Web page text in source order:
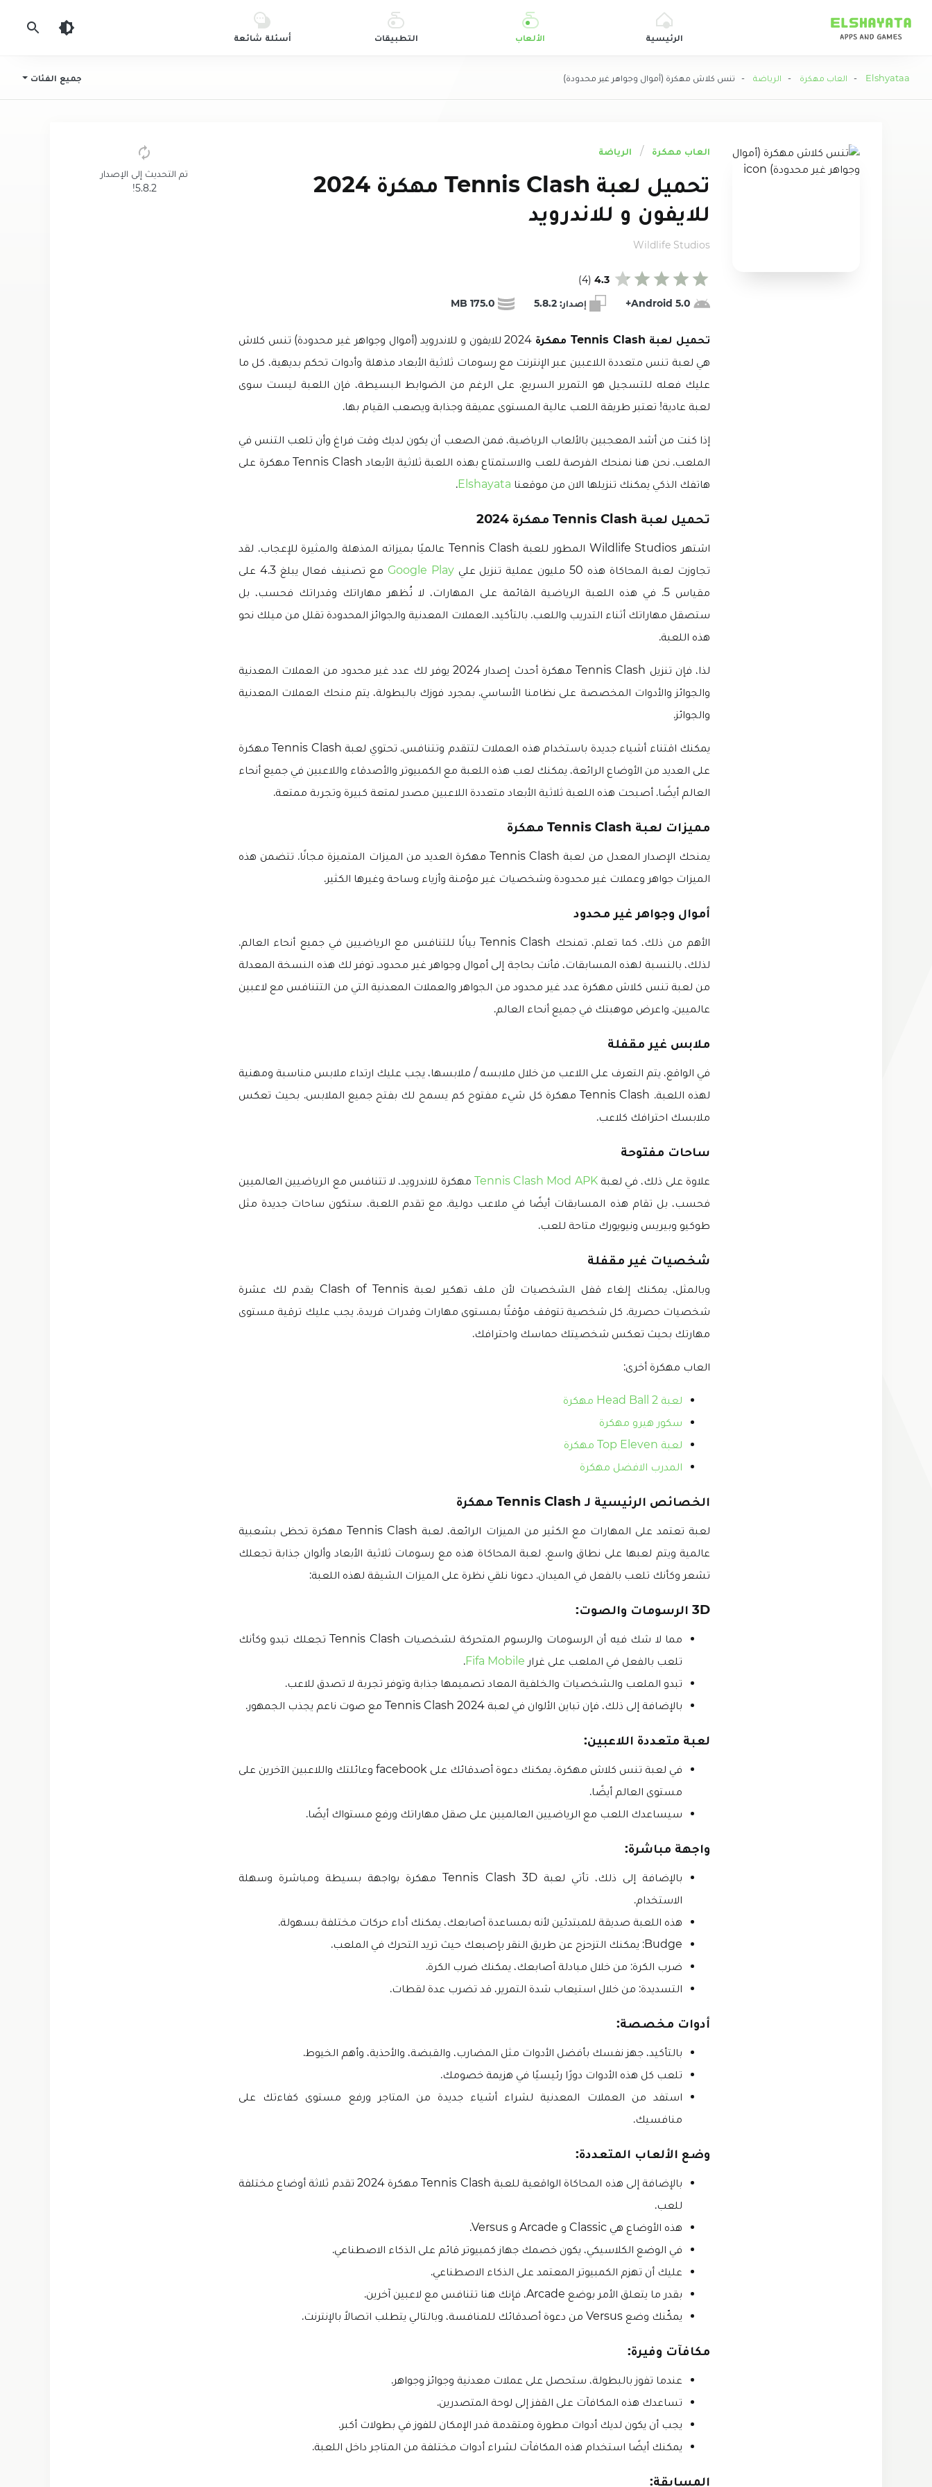
الرئيسية الألعاب التطبيقات أسئلة شائعة
جميع الفئات Elshyataa
- العاب مهكرة - الرياضة - تنس كلاش مهكرة (أموال وجواهر غير محدودة)
العاب مهكرة الرياضة
تحميل لعبة Tennis Clash مهكرة 2024
للايفون و للاندرويد
5.0 Android+ إصدار: 5.8.2
175.0 MB
تم التحديث إلى الإصدار
5.8.2!
Wildlife Studios
تحميل لعبة Tennis Clash مهكرة
2024 للايفون و للاندرويد (أموال وجواهر غير محدودة) تنس كلاش
هي لعبة تنس متعددة اللاعبين عبر الإنترنت مع رسومات ثلاثية الأبعاد مذهلة وأدوات تحكم بديهية، كل ما
عليك فعله للتسجيل هو التمرير السريع. على الرغم من الضوابط البسيطة، فإن اللعبة ليست سوى
لعبة عادية! تعتبر طريقة اللعب عالية المستوى عميقة وجذابة ويصعب القيام بها.
إذا كنت من أشد المعجبين بالألعاب الرياضية، فمن الصعب أن يكون لديك وقت فراغ وأن تلعب التنس في
الملعب. نحن هنا نمنحك الفرصة للعب والاستمتاع بهذه اللعبة ثلاثية الأبعاد Tennis Clash مهكرة على
هاتفك الذكي يمكنك تنزيلها الان من موقعنا Elshayata
.
تحميل لعبة Tennis Clash مهكرة 2024
اشتهر Wildlife Studios المطور للعبة Tennis Clash عالميًا بميزاته المذهلة والمثيرة للإعجاب. لقد
تجاوزت لعبة المحاكاة هذه 50 مليون عملية تنزيل علي
Google Play
مع تصنيف فعال يبلغ 4.3 على
مقياس 5. في هذه اللعبة الرياضية القائمة على المهارات، لا تُظهر مهاراتك وقدراتك فحسب، بل
ستصقل مهاراتك أثناء التدريب واللعب. بالتأكيد، العملات المعدنية والجوائز المحدودة تقلل من ميلك نحو
هذه اللعبة.
لذا، فإن تنزيل Tennis Clash مهكرة أحدث إصدار 2024 يوفر لك عدد غير محدود من العملات المعدنية
والجوائز والأدوات المخصصة على نظامنا الأساسي. بمجرد فوزك بالبطولة، يتم منحك العملات المعدنية
والجوائز.
يمكنك اقتناء أشياء جديدة باستخدام هذه العملات لتتقدم وتتنافس. تحتوي لعبة Tennis Clash مهكرة
على العديد من الأوضاع الرائعة، يمكنك لعب هذه اللعبة مع الكمبيوتر والأصدقاء واللاعبين في جميع أنحاء
العالم أيضًا. أصبحت هذه اللعبة ثلاثية الأبعاد متعددة اللاعبين مصدر لمتعة كبيرة وتجربة ممتعة.
مميزات لعبة Tennis Clash مهكرة
يمنحك الإصدار المعدل من لعبة Tennis Clash مهكرة العديد من الميزات المتميزة مجانًا. تتضمن هذه
الميزات جواهر وعملات غير محدودة وشخصيات غير مؤمنة وأزياء وساحة وغيرها الكثير.
أموال وجواهر غير محدود
الأهم من ذلك، كما تعلم، تمنحك Tennis Clash بيانًا للتنافس مع الرياضيين في جميع أنحاء العالم.
لذلك، بالنسبة لهذه المسابقات، فأنت بحاجة إلى أموال وجواهر غير محدود. توفر لك هذه النسخة المعدلة
من لعبة تنس كلاش مهكرة عدد غير محدود من الجواهر والعملات المعدنية التي من التتنافس مع لاعبين
عالميين. واعرض موهبتك في جميع أنحاء العالم.
ملابس غير مقفلة
في الواقع، يتم التعرف على اللاعب من خلال ملابسه / ملابسها، يجب عليك ارتداء ملابس مناسبة ومهنية
لهذه اللعبة. Tennis Clash مهكرة كل شيء مفتوح كم يسمح لك بفتح جميع الملابس. بحيث تعكس
ملابسك احترافك كلاعب.
ساحات مفتوحة
علاوة على ذلك، في لعبةTennis Clash Mod APK مهكرة للاندرويد، لا تتنافس مع الرياضيين العالميين
فحسب، بل تقام هذه المسابقات أيضًا في ملاعب دولية. مع تقدم اللعبة، ستكون ساحات جديدة مثل
طوكيو وبيريس ونيويورك متاحة للعب.
شخصيات غير مقفلة
وبالمثل، يمكنك إلغاء قفل الشخصيات لأن ملف تهكير لعبة Clash of Tennis يقدم لك عشرة
شخصيات حصرية. كل شخصية تتوقف مؤقتًا بمستوى مهارات وقدرات فريدة. يجب عليك ترقية مستوى
مهارتك بحيث تعكس شخصيتك حماسك واحترافك.
العاب مهكرة أخرى:
لعبة Head Ball 2 مهكرة
سكور هيرو مهكرة
لعبة Top Eleven مهكرة
المدرب الافضل مهكرة
الخصائص الرئيسية لـ Tennis Clash مهكرة
لعبة تعتمد على المهارات مع الكثير من الميزات الرائعة، لعبة Tennis Clash مهكرة تحظى بشعبية
عالمية ويتم لعبها على نطاق واسع. لعبة المحاكاة هذه مع رسومات ثلاثية الأبعاد وألوان جذابة تجعلك
تشعر وكأنك تلعب بالفعل في الميدان. دعونا نلقي نظرة على الميزات الشيقة لهذه اللعبة:
3D الرسومات والصوت:
مما لا شك فيه أن الرسومات والرسوم المتحركة لشخصيات Tennis Clash تجعلك تبدو وكأنك
تلعب بالفعل في الملعب على غرار Fifa Mobile
.
تبدو الملعب والشخصيات والخلفية المعاد تصميمها جذابة وتوفر تجربة لا تصدق للاعب.
بالإضافة إلى ذلك، فإن تباين الألوان في لعبة 2024 Tennis Clash مع صوت ناعم يجذب الجمهور.
لعبة متعددة اللاعبين:
في لعبة تنس كلاش مهكرة، يمكنك دعوة أصدقائك على facebook وعائلتك واللاعبين الآخرين على
مستوى العالم أيضًا.
سيساعدك اللعب مع الرياضيين العالميين على صقل مهاراتك ورفع مستواك أيضًا.
واجهة مباشرة:
بالإضافة إلى ذلك، تأتي لعبة Tennis Clash 3D مهكرة بواجهة بسيطة ومباشرة وسهلة
الاستخدام.
هذه اللعبة صديقة للمبتدئين لأنه بمساعدة أصابعك، يمكنك أداء حركات مختلفة بسهولة.
Budge: يمكنك التزحزح عن طريق النقر بإصبعك حيث تريد التحرك في الملعب.
ضرب الكرة: من خلال مبادلة أصابعك، يمكنك ضرب الكرة.
التسديدة: من خلال استيعاب شدة التمرير، قد تضرب عدة لقطات.
أدوات مخصصة:
بالتأكيد، جهز نفسك بأفضل الأدوات مثل المضارب، والقبضة، والأحذية، وأهم الخيوط.
تلعب كل هذه الأدوات دورًا رئيسيًا في هزيمة خصومك.
استفد من العملات المعدنية لشراء أشياء جديدة من المتاجر ورفع مستوى كفاءتك على
منافسيك.
وضع الألعاب المتعددة:
بالإضافة إلى هذه المحاكاة الواقعية للعبة Tennis Clash مهكرة 2024 تقدم ثلاثة أوضاع مختلفة
للعب.
هذه الأوضاع هي Classic و Arcade و Versus.
في الوضع الكلاسيكي، يكون خصمك جهاز كمبيوتر قائم على الذكاء الاصطناعي.
عليك أن تهزم الكمبيوتر المعتمد على الذكاء الاصطناعي.
بقدر ما يتعلق الأمر بوضع Arcade، فإنك هنا تتنافس مع لاعبين آخرين.
يمكّنك وضع Versus من دعوة أصدقائك للمنافسة، وبالتالي يتطلب اتصالاً بالإنترنت.
مكافآت وفيرة:
عندما تفوز بالبطولة، ستحصل على عملات معدنية وجوائز وجواهر.
تساعدك هذه المكافآت على القفز إلى لوحة المتصدرين.
يجب أن يكون لديك أدوات مطورة ومتقدمة قدر الإمكان للفوز في بطولات أكبر.
يمكنك أيضًا استخدام هذه المكافآت لشراء أدوات مختلفة من المتاجر داخل اللعبة.
المسابقة:
4.3
(
4
)